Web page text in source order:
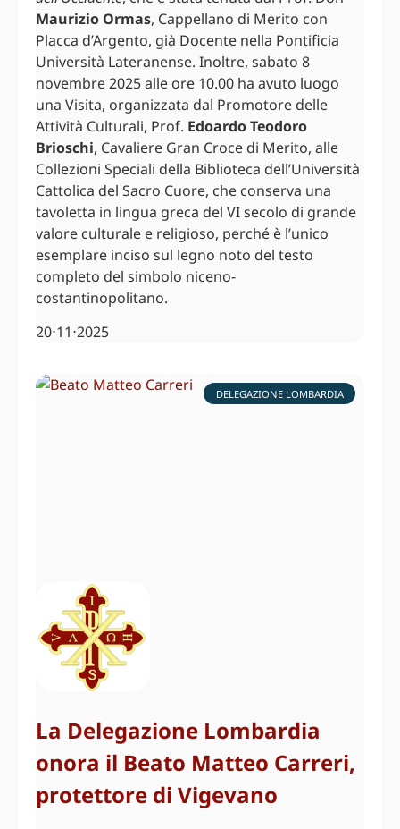
Maurizio Ormas, Cappellano di Merito con
Placca d’Argento, già Docente nella Pontificia
Università Lateranense. Inoltre, sabato 8
novembre 2025 alle ore 10.00 ha avuto luogo
una Visita, organizzata dal Promotore delle
Attività Culturali, Prof. Edoardo Teodoro
Brioschi, Cavaliere Gran Croce di Merito, alle
Collezioni Speciali della Biblioteca dell’Università
Cattolica del Sacro Cuore, che conserva una
tavoletta in lingua greca del VI secolo di grande
valore culturale e religioso, perché è l’unico
esemplare inciso sul legno noto del testo
completo del simbolo niceno-
costantinopolitano.
20⋅11⋅2025
DELEGAZIONE LOMBARDIA
La Delegazione Lombardia
onora il Beato Matteo Carreri,
protettore di Vigevano